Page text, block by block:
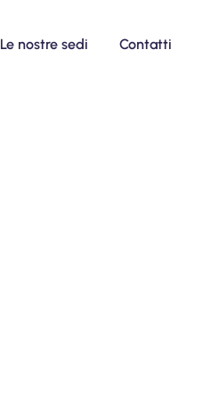
Le nostre sedi Contatti